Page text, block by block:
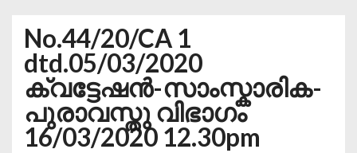
No.44/20/CA 1
dtd.05/03/2020
ക്വട്ടേഷന്‍-സാംസ്കാരിക-
പുരാവസ്തു വിഭാഗം
16/03/2020 12.30pm